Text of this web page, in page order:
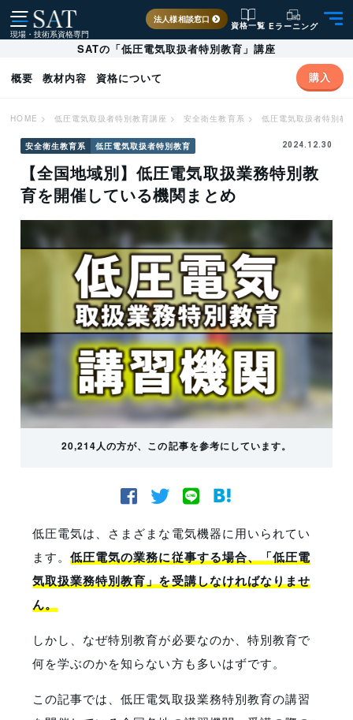
現場・技術系資格専門
法人様相談窓口
資格一覧 Eラーニング
SATの「低圧電気取扱者特別教育」講座
概要
教材内容 資格について 購入
HOME > 低圧電気取扱者特別教育講座 > 安全衛生教育系 > 低圧電気取扱者特別教
安全衛生教育系 低圧電気取扱者特別教育 2024.12.30
【全国地域別】低圧電気取扱業務特別教
育を開催している機関まとめ
20,214人の方が、この記事を参考にしています。
低圧電気は、さまざまな電気機器に用いられてい
ます。低圧電気の業務に従事する場合、「低圧電
気取扱業務特別教育」を受講しなければなりませ
ん。
しかし、なぜ特別教育が必要なのか、特別教育で
何を学ぶのかを知らない方も多いはずです。
この記事では、低圧電気取扱業務特別教育の講習